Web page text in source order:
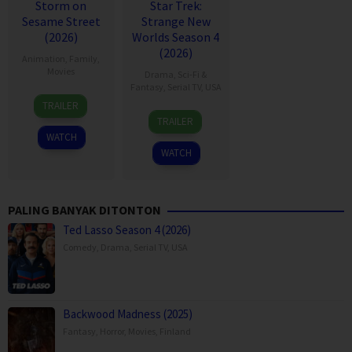
Storm on
Sesame Street
(2026)
3
Aug
2026
Scott
Preston
TRAILER
WATCH
Star Trek:
Strange New
Worlds Season 4
(2026)
5
May
2022
Jenny
Lumet
TRAILER
WATCH
PALING BANYAK DITONTON
Ted Lasso Season 4 (2026)
Backwood Madness (2025)